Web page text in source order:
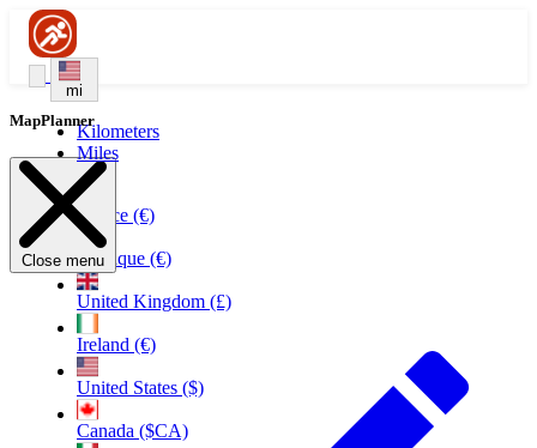
mi
Kilometers
Miles
France (€)
Belgique (€)
United Kingdom (£)
Ireland (€)
United States ($)
Canada ($CA)
MapPlanner
Close menu